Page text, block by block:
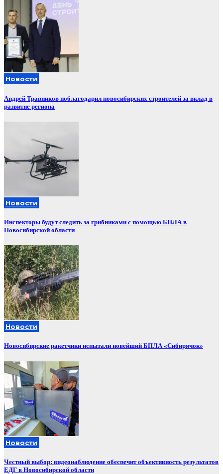
Новости
Андрей Травников поблагодарил новосибирских строителей за вклад в
развитие региона
Новости
Инспекторы будут следить за грибниками с помощью БПЛА в
Новосибирской области
Новости
Новосибирские ракетчики испытали новейший БПЛА «Сибирячок»
Новости
Честный выбор: видеонаблюдение обеспечит объективность результатов
ЕДГ в Новосибирской области